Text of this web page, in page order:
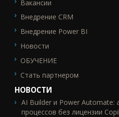
Вакансии
Внедрение CRM
Внедрение Power BI
Новости
ОБУЧЕНИЕ
Стать партнером
НОВОСТИ
AI Builder и Power Automate:
процессов без лицензии